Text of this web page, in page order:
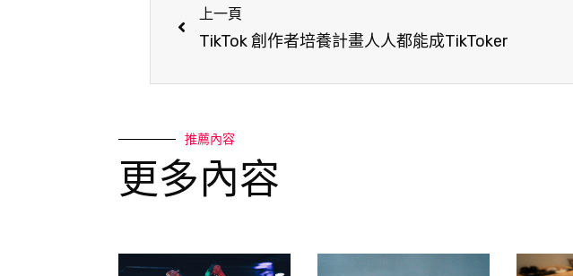
上一頁
TikTok 創作者培養計畫人人都能成TikToker
推薦內容
更多內容